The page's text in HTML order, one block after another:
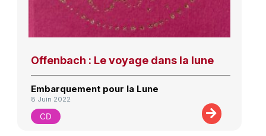
Offenbach : Le voyage dans la lune
Embarquement pour la Lune
8 Juin 2022
CD